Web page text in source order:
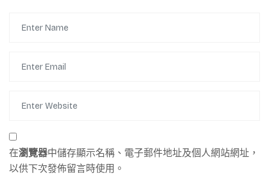
在瀏覽器中儲存顯示名稱、電子郵件地址及個人網站網址，
以供下次發佈留言時使用。